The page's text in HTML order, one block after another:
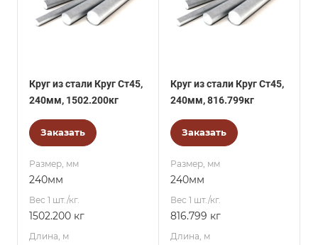
Круг из стали Круг Ст45,
240мм, 1502.200кг
Заказать
Размер, мм
240мм
Вес 1 шт./кг.
1502.200 кг
Длина, м
Круг из стали Круг Ст45,
240мм, 816.799кг
Заказать
Размер, мм
240мм
Вес 1 шт./кг.
816.799 кг
Длина, м